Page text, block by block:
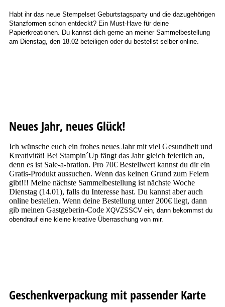
Habt ihr das neue Stempelset Geburtstagsparty und die dazugehörigen
Stanzformen schon entdeckt? Ein Must-Have für deine
Papierkreationen. Du kannst dich gerne an meiner Sammelbestellung
am Dienstag, den 18.02 beteiligen oder du bestellst selber online.
Neues Jahr, neues Glück!
Ich wünsche euch ein frohes neues Jahr mit viel Gesundheit und
Kreativität! Bei Stampin´Up fängt das Jahr gleich feierlich an,
denn es ist Sale-a-bration. Pro 70€ Bestellwert kannst du dir ein
Gratis-Produkt aussuchen. Wenn das keinen Grund zum Feiern
gibt!!! Meine nächste Sammelbestellung ist nächste Woche
Dienstag (14.01), falls du Interesse hast. Du kannst aber auch
online bestellen. Wenn deine Bestellung unter 200€ liegt, dann
gib meinen Gastgeberin-Code XQVZSSCV ein, dann bekommst du
obendrauf eine kleine kreative Überraschung von mir.
Geschenkverpackung mit passender Karte